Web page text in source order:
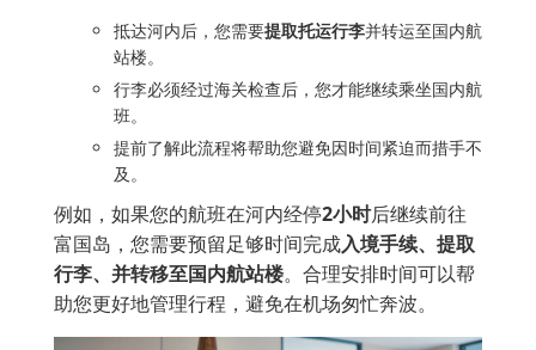
抵达河内后，您需要提取托运行李并转运至国内航
站楼。
行李必须经过海关检查后，您才能继续乘坐国内航
班。
提前了解此流程将帮助您避免因时间紧迫而措手不
及。
例如，如果您的航班在河内经停2小时后继续前往
富国岛，您需要预留足够时间完成入境手续、提取
行李、并转移至国内航站楼。合理安排时间可以帮
助您更好地管理行程，避免在机场匆忙奔波。